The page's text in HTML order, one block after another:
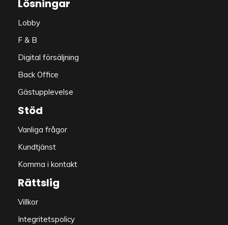
Lösningar
Lobby
F & B
Digital försäljning
Back Office
Gästupplevelse
Stöd
Vanliga frågor
Kundtjänst
Komma i kontakt
Rättslig
Villkor
Integritetspolicy